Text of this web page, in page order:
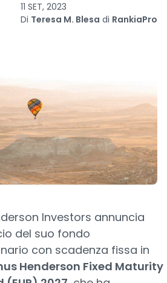
11 SET, 2023
Di Teresa M. Blesa di RankiaPro
Investors annuncia
del suo fondo
con scadenza fissa in
Henderson Fixed Maturity